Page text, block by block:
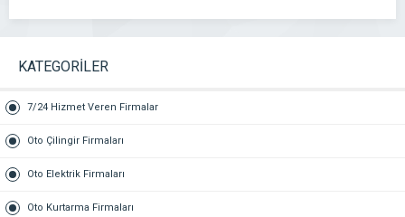
KATEGORİLER
7/24 Hizmet Veren Firmalar
Oto Çilingir Firmaları
Oto Elektrik Firmaları
Oto Kurtarma Firmaları